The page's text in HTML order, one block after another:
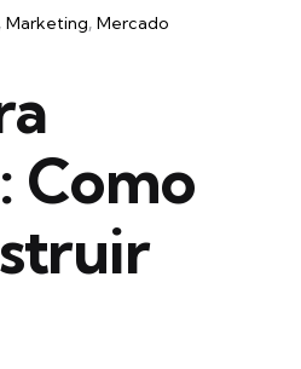
Marketing Mercado
Como